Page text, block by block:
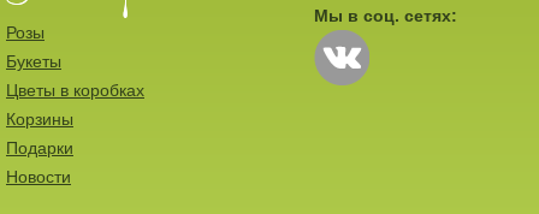
Мы в соц. сетях:
Розы
Букеты
Цветы в коробках
Корзины
Подарки
Новости